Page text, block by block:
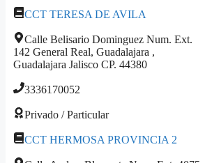
CCT TERESA DE AVILA
Calle Belisario Dominguez Num. Ext.
142 General Real, Guadalajara ,
Guadalajara Jalisco CP. 44380
3336170052
Privado / Particular
CCT HERMOSA PROVINCIA 2